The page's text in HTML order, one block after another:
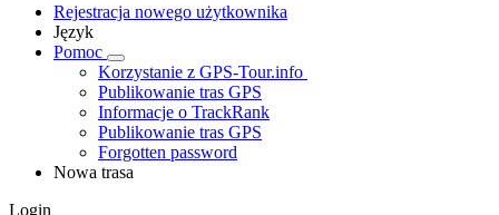
Rejestracja nowego użytkownika
Język
Pomoc
Korzystanie z GPS-Tour.info
Publikowanie tras GPS
Informacje o TrackRank
Publikowanie tras GPS
Forgotten password
Nowa trasa
Login